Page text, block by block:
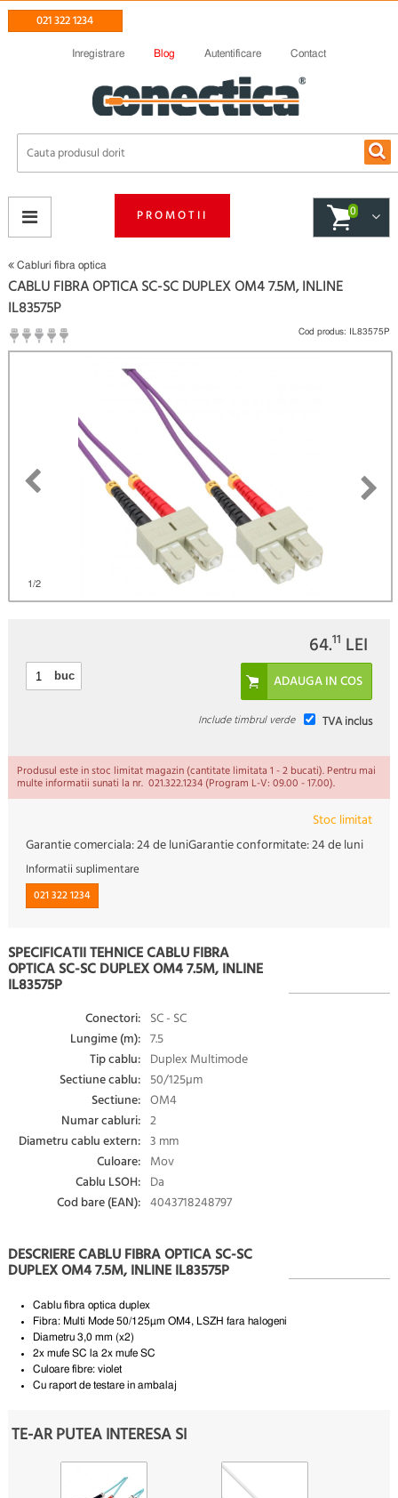
021 322 1234
Inregistrare Blog Autentificare Contact
PROMOTII 0
Cabluri fibra optica
1/2
CABLU FIBRA OPTICA SC-SC DUPLEX OM4 7.5M, INLINE
IL83575P
(
Cod produs: IL83575P
64.11 LEI
buc
TVA inclus
Include timbrul verde
Produsul este in stoc limitat magazin (cantitate limitata 1 - 2 bucati). Pentru mai
multe informatii sunati la nr. 021.322.1234 (Program L-V: 09.00 - 17.00).
Stoc limitat
Garantie comerciala:24 de luniGarantie conformitate:24 de luni
Informatii suplimentare
021 322 1234
SPECIFICATII TEHNICE CABLU FIBRA
OPTICA SC-SC DUPLEX OM4 7.5M, INLINE
IL83575P
Conectori: SC - SC
Lungime (m): 7.5
Tip cablu: Duplex Multimode
Sectiune cablu: 50/125µm
Sectiune: OM4
Numar cabluri: 2
Diametru cablu extern: 3 mm
Culoare: Mov
Cablu LSOH: Da
Cod bare (EAN): 4043718248797
DESCRIERE CABLU FIBRA OPTICA SC-SC
DUPLEX OM4 7.5M, INLINE IL83575P
Cablu fibra optica duplex
Fibra: Multi Mode 50/125µm OM4, LSZH fara halogeni
Diametru 3,0 mm (x2)
2x mufe SC la 2x mufe SC
Culoare fibre:violet
Cu raport de testare in ambalaj
TE-AR PUTEA INTERESA SI